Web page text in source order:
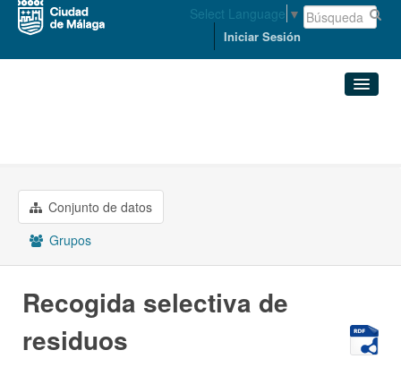
Select Language ▼
Iniciar Sesión
Grupos
Conjunto de datos
Grupos
Recogida selectiva de
residuos